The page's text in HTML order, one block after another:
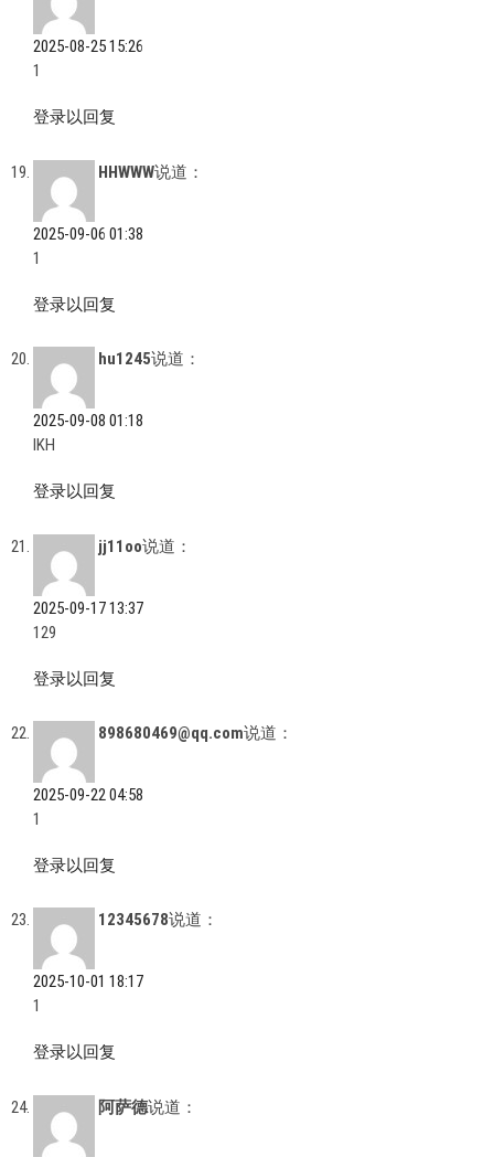
2025-08-25 15:26
1
登录以回复
HHWWW说道：
2025-09-06 01:38
1
登录以回复
hu1245说道：
2025-09-08 01:18
IKH
登录以回复
jj11oo说道：
2025-09-17 13:37
129
登录以回复
898680469@qq.com说道：
2025-09-22 04:58
1
登录以回复
12345678说道：
2025-10-01 18:17
1
登录以回复
阿萨德说道：